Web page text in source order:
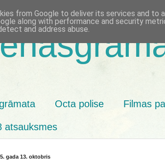
Octa polise Filmas
atsauksmes
gada 13. oktobris
from Google to deliver its services and to
along with performance and security
and address abuse.